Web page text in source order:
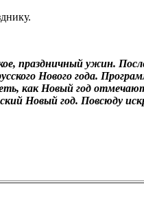
праздничный ужин.
Нового года.
как Новый год
Новый год. Повсюду